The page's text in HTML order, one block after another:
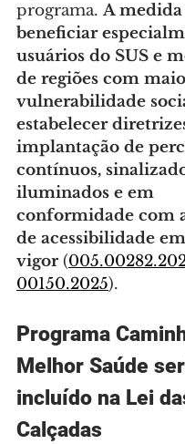
programa. A medida
beneficiar
usuários do SUS e
de regiões com
vulnerabilidade
estabelecer
implantação de
contínuos,
iluminados e em
conformidade com
de acessibilidade em
vigor (
00150.2025).
Programa
Melhor Saúde
incluído na Lei
Calçadas